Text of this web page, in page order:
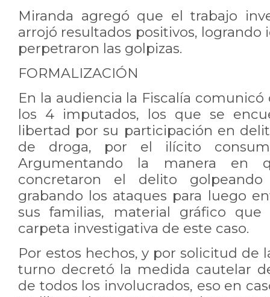
Miranda agregó que el trabajo
arrojó resultados positivos,
perpetraron las golpizas.
FORMALIZACIÓN
En la audiencia la Fiscalía
los 4 imputados, los que se
libertad por su participación en
de droga, por el ilícito
Argumentando la manera en
concretaron el delito
grabando los ataques para luego
sus familias, material gráfico
carpeta investigativa de este caso.
Por estos hechos, y por solicitud de
turno decretó la medida cautelar
de todos los involucrados, eso en